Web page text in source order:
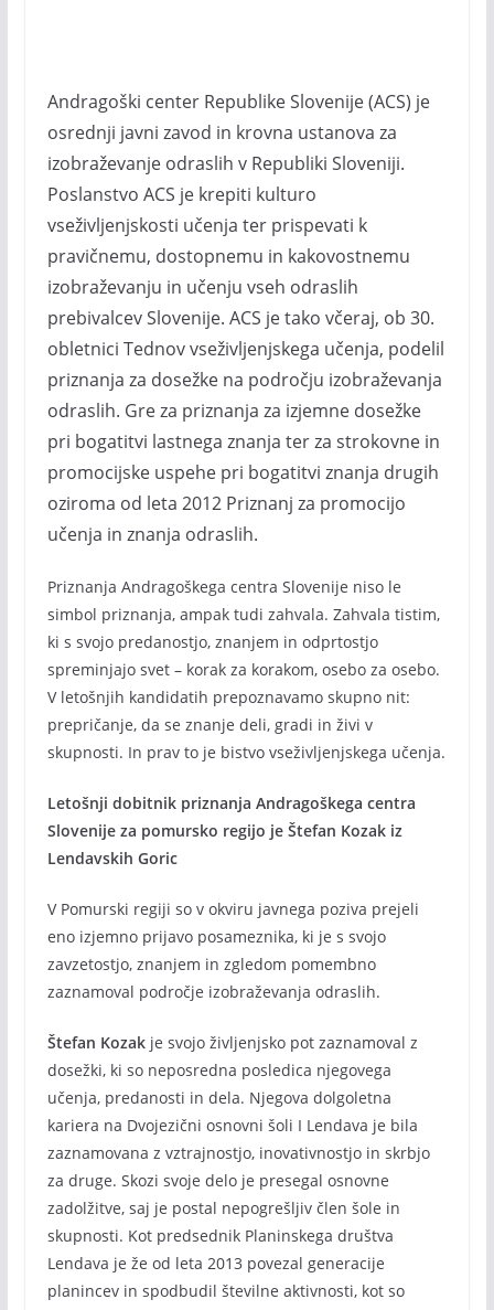
Andragoški center Republike Slovenije (ACS) je
osrednji javni zavod in krovna ustanova za
izobraževanje odraslih v Republiki Sloveniji.
Poslanstvo ACS je krepiti kulturo
vseživljenjskosti učenja ter prispevati k
pravičnemu, dostopnemu in kakovostnemu
izobraževanju in učenju vseh odraslih
prebivalcev Slovenije. ACS je tako včeraj, ob 30.
obletnici Tednov vseživljenjskega učenja, podelil
priznanja za dosežke na področju izobraževanja
odraslih. Gre za priznanja za izjemne dosežke
pri bogatitvi lastnega znanja ter za strokovne in
promocijske uspehe pri bogatitvi znanja drugih
oziroma od leta 2012 Priznanj za promocijo
učenja in znanja odraslih.
Priznanja Andragoškega centra Slovenije niso le
simbol priznanja, ampak tudi zahvala. Zahvala tistim,
ki s svojo predanostjo, znanjem in odprtostjo
spreminjajo svet – korak za korakom, osebo za osebo.
V letošnjih kandidatih prepoznavamo skupno nit:
prepričanje, da se znanje deli, gradi in živi v
skupnosti. In prav to je bistvo vseživljenjskega učenja.
Letošnji dobitnik priznanja Andragoškega centra
Slovenije za pomursko regijo je Štefan Kozak iz
Lendavskih Goric
V Pomurski regiji so v okviru javnega poziva prejeli
eno izjemno prijavo posameznika, ki je s svojo
zavzetostjo, znanjem in zgledom pomembno
zaznamoval področje izobraževanja odraslih.
Štefan Kozakje svojo življenjsko pot zaznamoval z
dosežki, ki so neposredna posledica njegovega
učenja, predanosti in dela. Njegova dolgoletna
kariera na Dvojezični osnovni šoli I Lendava je bila
zaznamovana z vztrajnostjo, inovativnostjo in skrbjo
za druge. Skozi svoje delo je presegal osnovne
zadolžitve, saj je postal nepogrešljiv člen šole in
skupnosti. Kot predsednik Planinskega društva
Lendava je že od leta 2013 povezal generacije
planincev in spodbudil številne aktivnosti, kot so